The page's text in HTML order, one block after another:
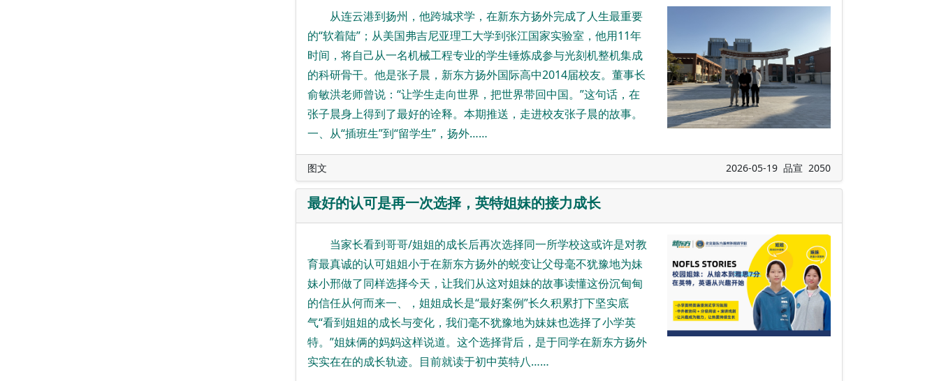
从连云港到扬州，他跨城求学，在新东方扬外完成了人生最重要
的“软着陆”；从美国弗吉尼亚理工大学到张江国家实验室，他用11年
时间，将自己从一名机械工程专业的学生锤炼成参与光刻机整机集成
的科研骨干。他是张子晨，新东方扬外国际高中2014届校友。董事长
俞敏洪老师曾说：“让学生走向世界，把世界带回中国。”这句话，在
张子晨身上得到了最好的诠释。本期推送，走进校友张子晨的故事。
一、从“插班生”到“留学生”，扬外……
图文 2026-05-19 品宣 2050
最好的认可是再一次选择，英特姐妹的接力成长
当家长看到哥哥/姐姐的成长后再次选择同一所学校这或许是对教
育最真诚的认可姐姐小于在新东方扬外的蜕变让父母毫不犹豫地为妹
妹小邢做了同样选择今天，让我们从这对姐妹的故事读懂这份沉甸甸
的信任从何而来一、，姐姐成长是“最好案例”长久积累打下坚实底
气“看到姐姐的成长与变化，我们毫不犹豫地为妹妹也选择了小学英
特。”姐妹俩的妈妈这样说道。这个选择背后，是于同学在新东方扬外
实实在在的成长轨迹。目前就读于初中英特八……